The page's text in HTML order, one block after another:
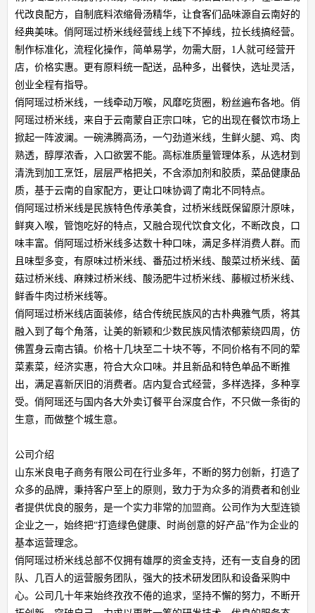
代改良配方，自制底料浓缩骨汤精华，让食客们品味源自云南好的
经典美味。俏阿瑶过桥米线经营线上线下不掉线，拉长线搞经营。
制作标准化，流程化操作，简单易学，勿需大厨，1人就可经营开
店，价格实惠。更有原料统一配送，品种多，出餐快，选址灵活，
创业全程有指导。
俏阿瑶过桥米线，一线牵动万喉，风靡吃货圈，粉丝遍布各地。俏
阿瑶过桥米线，来自于云南蒙自正宗口味，它的出现在餐饮市场上
掀起一阵波澜。一碗沸腾高汤，一勺劲道米线，生鲜火腿、鸡、肉
熟透，醇厚浓香，入口欲罢不能。高标准质量管理体系，从选材到
清洗到加工烹饪，层层严格把关，不含添加剂和胶质，菜品健康品
质，基于云南的自家配方，更让口味协调了南北不同特点。
俏阿瑶过桥米线是民族特色传承美食，过桥米线既保留原汁原味，
鲜爽入喉，管饱吃好的特点，又融合现代饮食文化，不断改良，口
味丰富。俏阿瑶过桥米线多达数十种口味，满足多样消费人群。而
且味型多变，有原味过桥米线、番茄过桥米线、酸菜过桥米线、菌
菇过桥米线、麻辣过桥米线、酸汤肥牛过桥米线、藤椒过桥米线、
鲜香牛肉过桥米线等。
俏阿瑶过桥米线店面装修，结合传统民族风的古朴典雅气质，将其
融入到了每个角落，让美的新颖和少数民族风情浓郁萦绕四周，仿
佛置身云南古镇。价格十几块至二十块不等，不同价格有不同的荤
菜素菜，经济实惠，符合大众口味。并且新品和特色单品不断推
出，满足喜新厌旧的消费者。店内复合式经营，多样选择，多种享
受。俏阿瑶还与国内各大外卖订餐平台深度合作，不只做一条街的
生意，而做整个城生意。
公司介绍
山东米良电子商务有限公司在行业多年，不断的努力创新，打造了
众多的品牌，秉持客户至上的原则，致力于为众多的消费者和创业
者提供优良的服务，是一个实力非常的加盟商。公司作为大型连锁
企业之一，始终把“打造绿色健康、时尚创意的好产品”作为企业的
基本运营理念。
俏阿瑶过桥米线总部不仅拥有雄厚的资金支持，还有一支自身的团
队、几百人的运营服务团队，强大的技术研发团队和设备采购中
心。公司几十年来始终孜孜不倦的追求，坚持不懈的努力，不断开